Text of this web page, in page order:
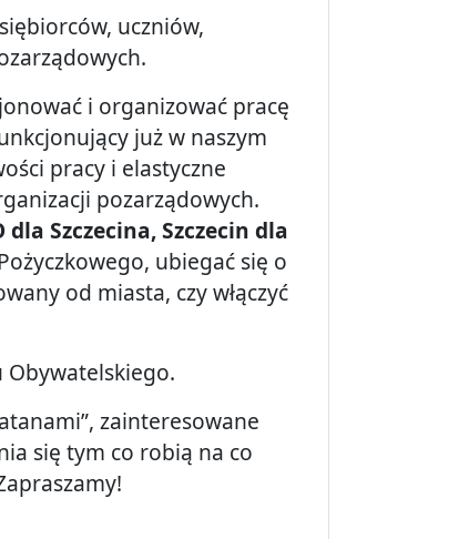
uczniów,
i organizować pracę
już w naszym
pracy i elastyczne
pozarządowych.
dla Szczecina, Szczecin dla
ubiegać się o
od miasta, czy włączyć
Obywatelskiego.
zainteresowane
się tym co robią na co